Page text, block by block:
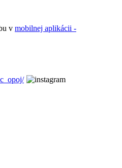
v mobilnej aplikácii -